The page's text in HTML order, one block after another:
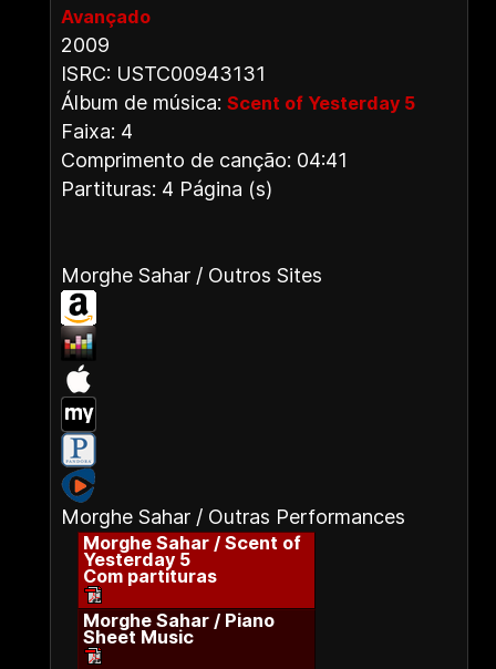
Avançado
2009
ISRC: USTC00943131
Álbum de música: Scent of Yesterday 5
Faixa: 4
Comprimento de canção: 04:41
Partituras: 4 Página (s)
Morghe Sahar / Outros Sites
Morghe Sahar / Outras Performances
Morghe Sahar / Scent of
Yesterday 5
Com partituras
Morghe Sahar / Piano
Sheet Music